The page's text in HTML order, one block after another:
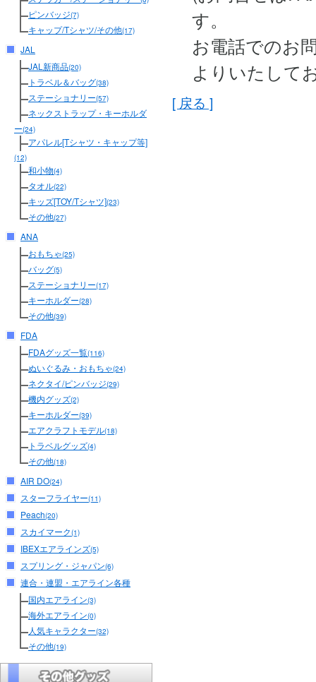
ピンバッジ(7)
キャップ/Tシャツ/その他(17)
JAL
JAL新商品(20)
トラベル＆バッグ(38)
ステーショナリー(57)
ネックストラップ・キーホルダ
ー(24)
アパレル[Tシャツ・キャップ等]
(12)
和小物(4)
タオル(22)
キッズ[TOY/Tシャツ](23)
その他(27)
ANA
おもちゃ(25)
バッグ(5)
ステーショナリー(17)
キーホルダー(28)
その他(39)
FDA
FDAグッズ一覧(116)
ぬいぐるみ・おもちゃ(24)
ネクタイ/ピンバッジ(29)
機内グッズ(2)
キーホルダー(39)
エアクラフトモデル(18)
トラベルグッズ(4)
その他(18)
AIR DO(24)
スターフライヤー(11)
Peach(20)
スカイマーク(1)
IBEXエアラインズ(5)
スプリング・ジャパン(6)
連合・連盟・エアライン各種
国内エアライン(3)
海外エアライン(0)
人気キャラクター(32)
その他(19)
す。
お電話でのお
よりいたして
[ 戻る ]